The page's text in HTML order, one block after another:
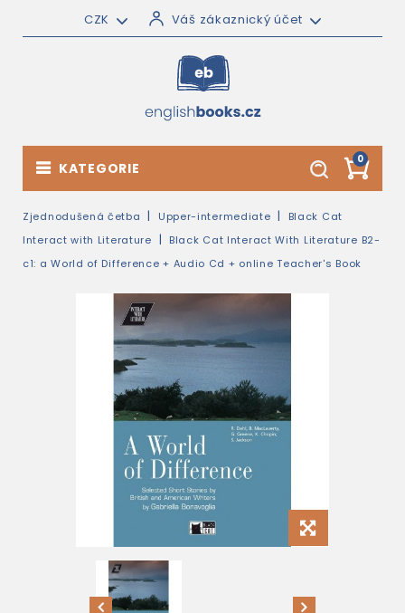
CZK Váš zákaznický účet
0
KATEGORIE
Zjednodušená četba Upper-intermediate
Black Cat
Interact with Literature
Black Cat Interact With Literature B2-
c1: a World of Difference + Audio Cd + online Teacher's Book